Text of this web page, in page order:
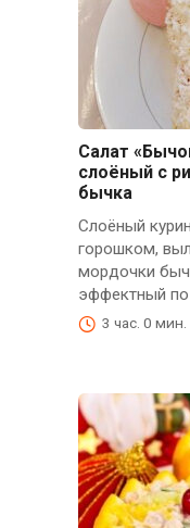
Салат
слоёный с
бычка
Слоёный
горошком,
мордочки
эффектный по
3 час. 0 мин.